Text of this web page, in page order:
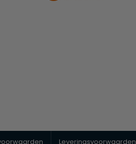
Leveringsvoorwaarden